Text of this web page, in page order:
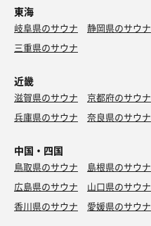
東海
岐阜県のサウナ 静岡県のサウナ
三重県のサウナ
近畿
滋賀県のサウナ 京都府のサウナ
兵庫県のサウナ
奈良県のサウナ
中国・四国
鳥取県のサウナ 島根県のサウナ
広島県のサウナ
山口県のサウナ
香川県のサウナ
愛媛県のサウナ